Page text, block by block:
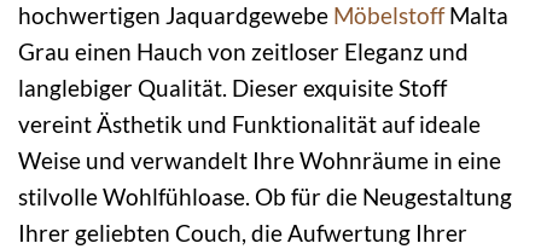
hochwertigen Jaquardgewebe MöbelstoffMalta
Grau einen Hauch von zeitloser Eleganz und
langlebiger Qualität. Dieser exquisite Stoff
vereint Ästhetik und Funktionalität auf ideale
Weise und verwandelt Ihre Wohnräume in eine
stilvolle Wohlfühloase. Ob für die Neugestaltung
Ihrer geliebten Couch, die Aufwertung Ihrer